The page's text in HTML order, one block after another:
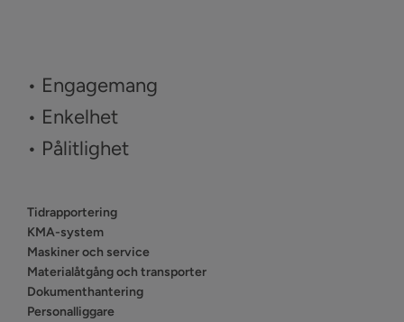
• Engagemang
• Enkelhet
• Pålitlighet
Tidrapportering
KMA-system
Maskiner och service
Materialåtgång och transporter
Dokumenthantering
Personalliggare